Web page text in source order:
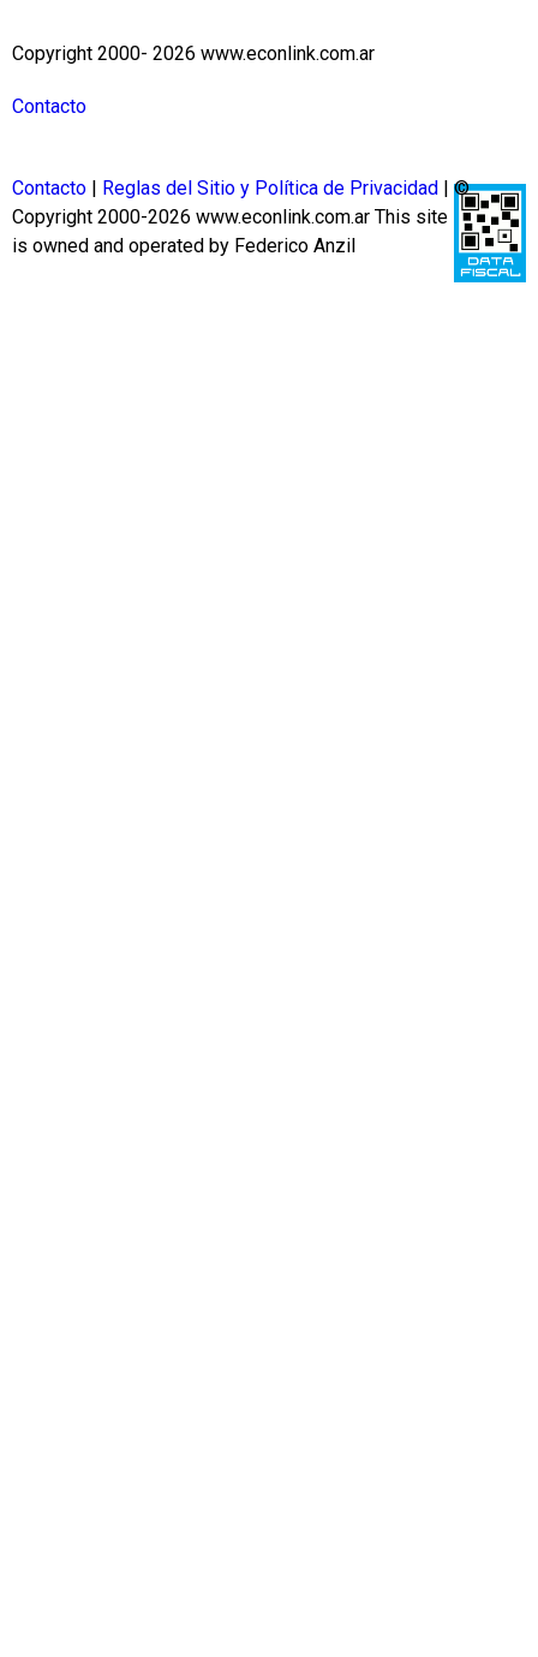
Copyright 2000- 2026 www.econlink.com.ar
Contacto
Contacto Reglas del Sitio y Política de Privacidad
| ©
Copyright 2000-2026 www.econlink.com.ar This site
is owned and operated by Federico Anzil